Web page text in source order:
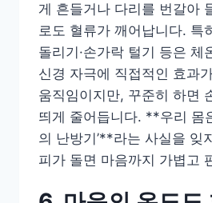
게 흔들거나 다리를 번갈아
로도 혈류가 깨어납니다. 특
돌리기·손가락 털기 등은 체
신경 자극에 직접적인 효과
움직임이지만, 꾸준히 하면
띄게 줄어듭니다. **우리 몸
의 난방기’**라는 사실을 잊
피가 돌면 마음까지 가볍고